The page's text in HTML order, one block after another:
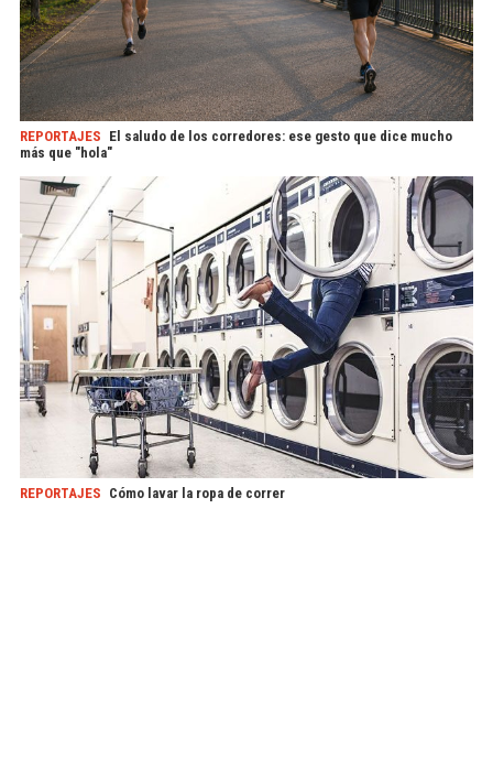
REPORTAJES El saludo de los corredores: ese gesto que dice mucho
más que "hola"
REPORTAJES Cómo lavar la ropa de correr